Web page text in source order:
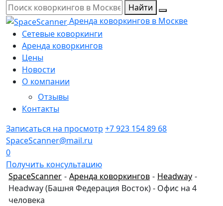
Найти
Аренда коворкингов в Москве
Сетевые коворкинги
Аренда коворкингов
Цены
Новости
О компании
Отзывы
Контакты
Записаться на просмотр +7 923 154 89 68
SpaceScanner@mail.ru
0
Получить консультацию
SpaceScanner - Аренда коворкингов - Headway -
Headway (Башня Федерация Восток) - Офис на 4
человека